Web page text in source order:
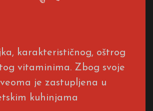
karakterističnog, oštrog
vitaminima. Zbog svoje
je zastupljena u
kuhinjama